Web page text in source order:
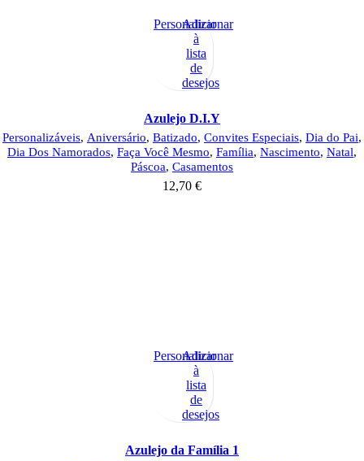
Personalizar
Adicionar
à
lista
de
desejos
Azulejo D.I.Y
Personalizáveis, Aniversário, Batizado, Convites Especiais, Dia do Pai,
Dia Dos Namorados, Faça Você Mesmo, Família, Nascimento, Natal,
Páscoa, Casamentos
12,70 €
Personalizar
Adicionar
à
lista
de
desejos
Azulejo da Família 1